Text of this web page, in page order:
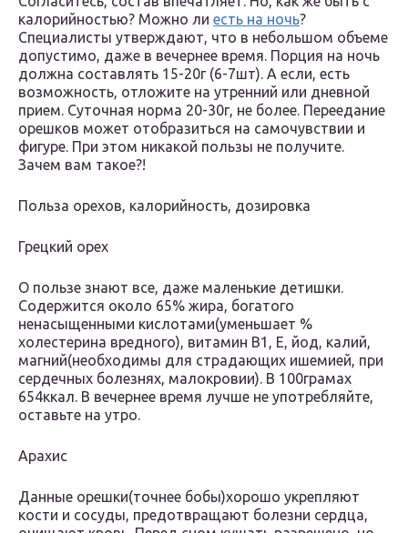
калорийностью? Можно ли есть на ночь?
Специалисты утверждают, что в небольшом объеме
допустимо, даже в вечернее время. Порция на ночь
должна составлять 15-20г (6-7шт). А если, есть
возможность, отложите на утренний или дневной
прием. Суточная норма 20-30г, не более. Переедание
орешков может отобразиться на самочувствии и
фигуре. При этом никакой пользы не получите.
Зачем вам такое?!
Польза орехов, калорийность, дозировка
Грецкий орех
О пользе знают все, даже маленькие детишки.
Содержится около 65% жира, богатого
ненасыщенными кислотами(уменьшает %
холестерина вредного), витамин В1, Е, йод, калий,
магний(необходимы для страдающих ишемией, при
сердечных болезнях, малокровии). В 100грамах
654ккал. В вечернее время лучше не употребляйте,
оставьте на утро.
Арахис
Данные орешки(точнее бобы)хорошо укрепляют
кости и сосуды, предотвращают болезни сердца,